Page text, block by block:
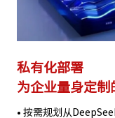
私有化部署
为企业量身定制
• 按需规划从